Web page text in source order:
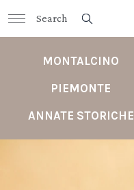
MONTALCINO
PIEMONTE
ANNATE STORICHE